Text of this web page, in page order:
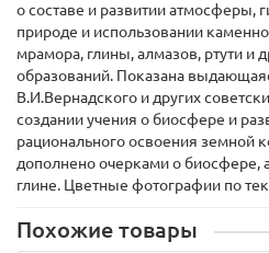
о составе и развитии атмосферы,
природе и использовании
мрамора, глины, алмазов, ртути и
образований. Показана
В.И.Вернадского и других
создании учения о биосфере и
рационального освоения земной
дополнено очерками о биосфере,
глине. Цветные фотографии по
Похожие товары